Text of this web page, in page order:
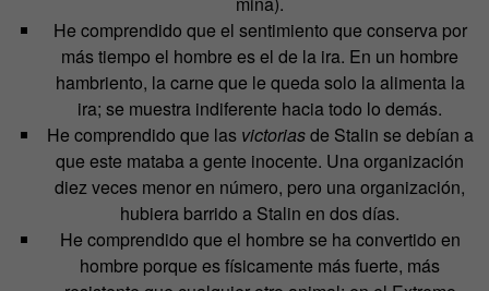
He comprendido que el sentimiento que conserva por
más tiempo el hombre es el de la ira. En un hombre
hambriento, la carne que le queda solo la alimenta la
ira; se muestra indiferente hacia todo lo demás.
He comprendido que las victoriasde Stalin se debían a
que este mataba a gente inocente. Una organización
diez veces menor en número, pero una organización,
hubiera barrido a Stalin en dos días.
He comprendido que el hombre se ha convertido en
hombre porque es físicamente más fuerte, más